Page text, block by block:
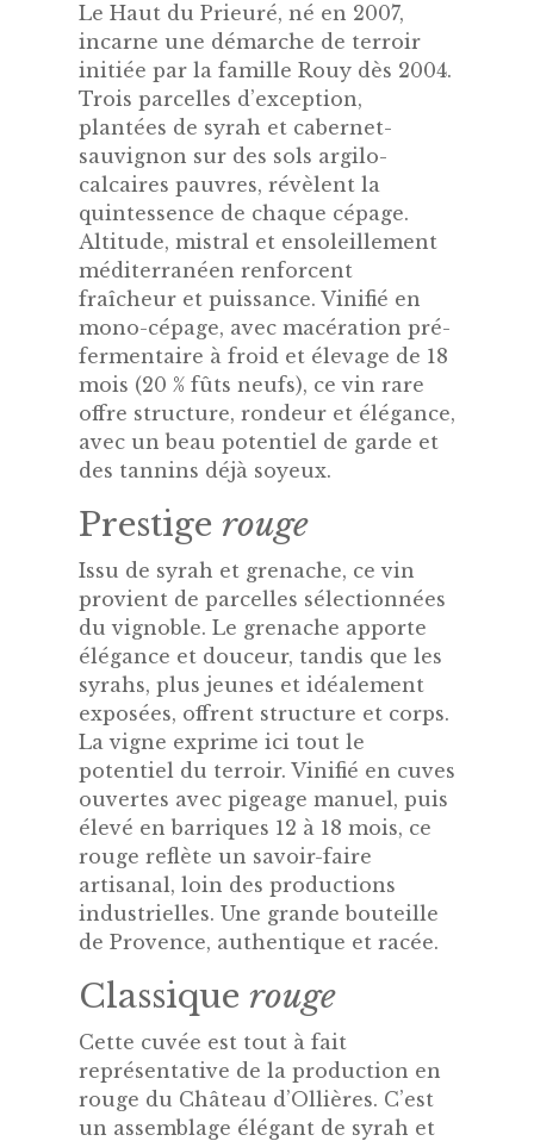
Le Haut du Prieuré, né en 2007,
incarne une démarche de terroir
initiée par la famille Rouy dès 2004.
Trois parcelles d’exception,
plantées de syrah et cabernet-
sauvignon sur des sols argilo-
calcaires pauvres, révèlent la
quintessence de chaque cépage.
Altitude, mistral et ensoleillement
méditerranéen renforcent
fraîcheur et puissance. Vinifié en
mono-cépage, avec macération pré-
fermentaire à froid et élevage de 18
mois (20 % fûts neufs), ce vin rare
offre structure, rondeur et élégance,
avec un beau potentiel de garde et
des tannins déjà soyeux.
Prestige rouge
Issu de syrah et grenache, ce vin
provient de parcelles sélectionnées
du vignoble. Le grenache apporte
élégance et douceur, tandis que les
syrahs, plus jeunes et idéalement
exposées, offrent structure et corps.
La vigne exprime ici tout le
potentiel du terroir. Vinifié en cuves
ouvertes avec pigeage manuel, puis
élevé en barriques 12 à 18 mois, ce
rouge reflète un savoir-faire
artisanal, loin des productions
industrielles. Une grande bouteille
de Provence, authentique et racée.
Classique rouge
Cette cuvée est tout à fait
représentative de la production en
rouge du Château d’Ollières. C’est
un assemblage élégant de syrah et